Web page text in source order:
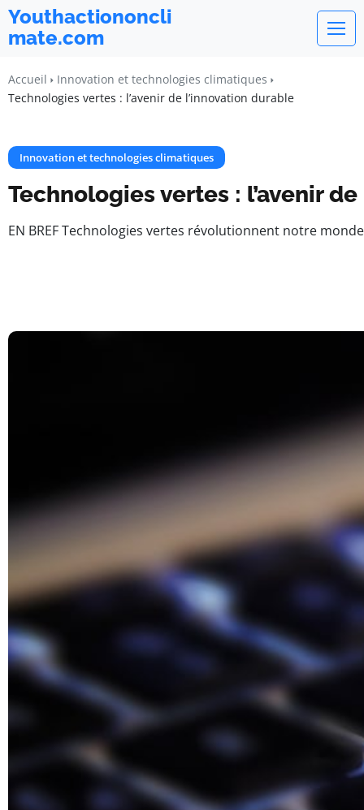
Youthactiononcli
mate.com
Accueil
Innovation et technologies climatiques
Technologies vertes : l’avenir de l’innovation durable
Innovation et technologies climatiques
Technologies vertes : l’avenir
EN BREF Technologies vertes révolutionnent notre